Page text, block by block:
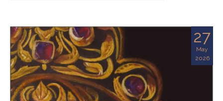
27
May
2026